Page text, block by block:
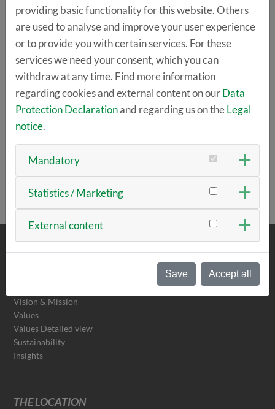
Die Zugangsdaten erhaltet ihr rechtzeitig per E-Mail.
Veranstalter
Mittelstand-Digital Zentrum Augsburgin Kooperation
mit derTechBase Regensburgim Rahmen des EU-
gefördertenDInO-Projekts (Digital Innovation
Ostbayern).
BACK
Vision & Mission
Values
Values Detailed view
Sustainability
Insights
THE LOCATION
providing basic functionality for this website. Others
are used to analyse and improve your user experience
or to provide you with certain services. For these
services we need your consent, which you can
withdraw at any time. Find more information
regarding cookies and external content on ourData
Protection Declarationand regarding us on theLegal
notice.
Mandatory
Statistics / Marketing
External content
Save Accept all